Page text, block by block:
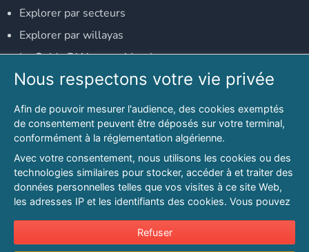
Explorer par secteurs
Explorer par willayas
Le Guide D'Alger, guide-alger.com
NOS RÉSEAUX SOCIAUX
Notre page Facebook
Notre page LinkedIn
Notre page Instagram
Notre page Twitter
© 2026 PAGESMAGHREB.COM. ALL RIGHTS RESERVED
Nous respectons votre vie privée
Afin de pouvoir mesurer l'audience, des cookies exemptés
de consentement peuvent être déposés sur votre terminal,
conformément à la réglementation algérienne.
Avec votre consentement, nous utilisons les cookies ou des
technologies similaires pour stocker, accéder à et traiter des
données personnelles telles que vos visites à ce site Web,
les adresses IP et les identifiants des cookies. Vous pouvez
sur l'intérêt légitime à tout moment en cliquant sur « Refuser
».
Refuser